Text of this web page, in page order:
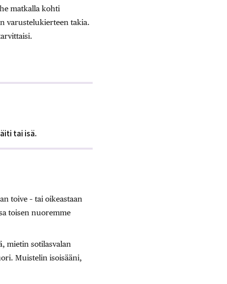
matkalla kohti
varustelukierteen takia.
tai isä.
toive – tai oikeastaan
toisen nuoremme
mietin sotilasvalan
Muistelin isoisääni,